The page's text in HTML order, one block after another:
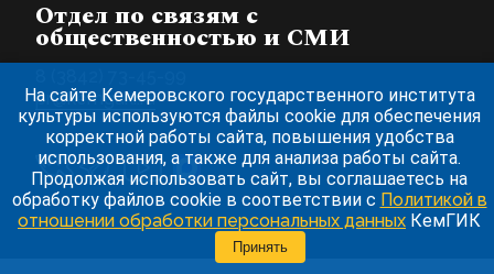
Отдел по связям с
общественностью и СМИ
pr@kemguki.ru
На сайте Кемеровского государственного института
культуры используются файлы cookie для обеспечения
корректной работы сайта, повышения удобства
использования, а также для анализа работы сайта.
Продолжая использовать сайт, вы соглашаетесь на
обработку файлов cookie в соответствии с Политикой в
отношении обработки персональных данных КемГИК
Принять